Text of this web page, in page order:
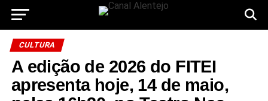
CULTURA
A edição de 2026 do FITEI
apresenta hoje, 14 de maio,